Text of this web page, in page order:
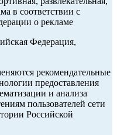
в соответствии с
о рекламе
Федерация,
рекомендательные
предоставления
и анализа
пользователей сети
Российской